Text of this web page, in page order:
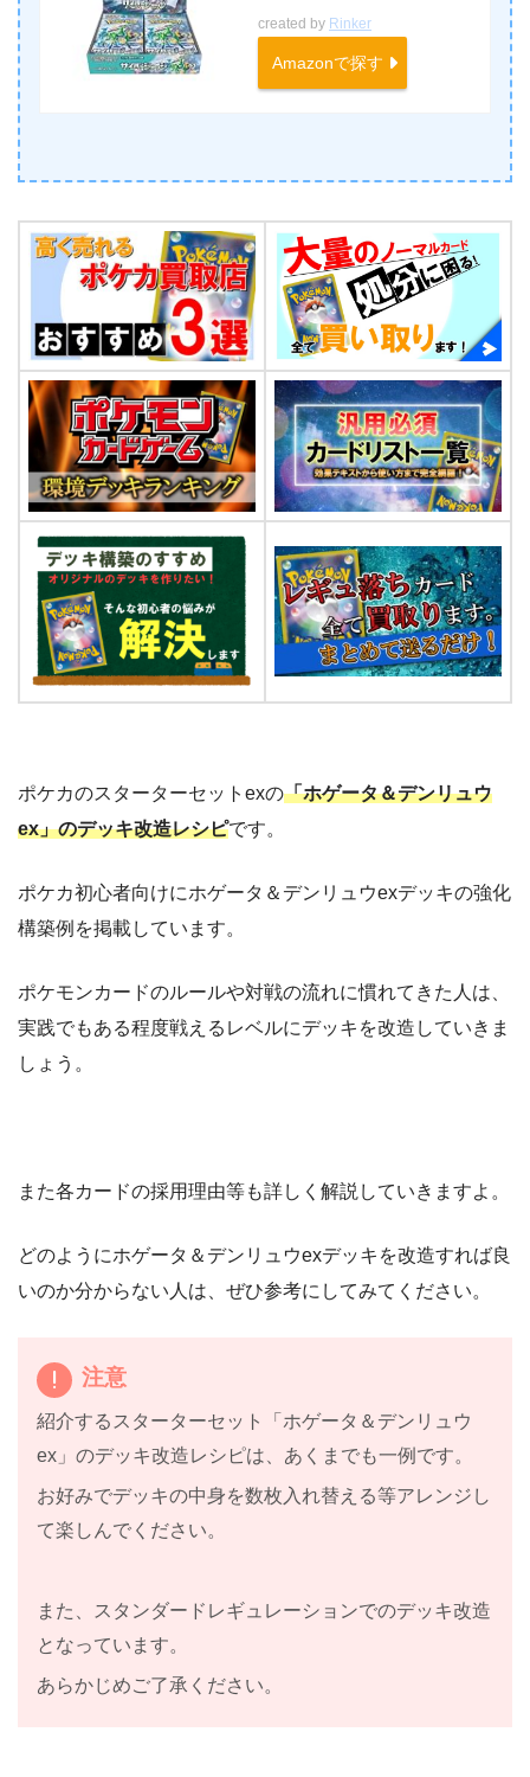
created by Rinker
Amazonで探す
ポケカのスターターセットexの「ホゲータ＆デンリュウ
ex」のデッキ改造レシピです。
ポケカ初心者向けにホゲータ＆デンリュウexデッキの強化
構築例を掲載しています。
ポケモンカードのルールや対戦の流れに慣れてきた人は、
実践でもある程度戦えるレベルにデッキを改造していきま
しょう。
また各カードの採用理由等も詳しく解説していきますよ。
どのようにホゲータ＆デンリュウexデッキを改造すれば良
いのか分からない人は、ぜひ参考にしてみてください。
注意
紹介するスターターセット「ホゲータ＆デンリュウ
ex」のデッキ改造レシピは、あくまでも一例です。
お好みでデッキの中身を数枚入れ替える等アレンジし
て楽しんでください。
また、スタンダードレギュレーションでのデッキ改造
となっています。
あらかじめご了承ください。